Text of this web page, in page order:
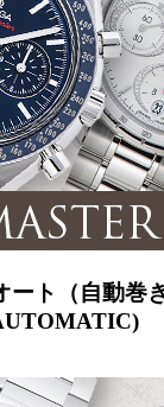
ト（自動巻き